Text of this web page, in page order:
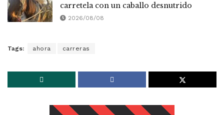
carretela con un caballo desnutrido
2026/08/08
Tags: ahora carreras